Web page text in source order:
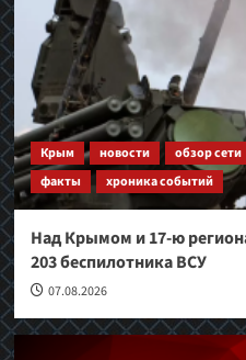
Крым новости обзор сети
факты
хроника событий
Над Крымом и 17-ю
203 беспилотника ВСУ
07.08.2026